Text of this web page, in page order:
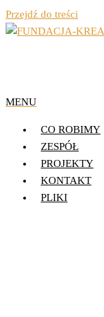
Przejdź do treści
MENU
CO ROBIMY
ZESPÓŁ
PROJEKTY
KONTAKT
PLIKI